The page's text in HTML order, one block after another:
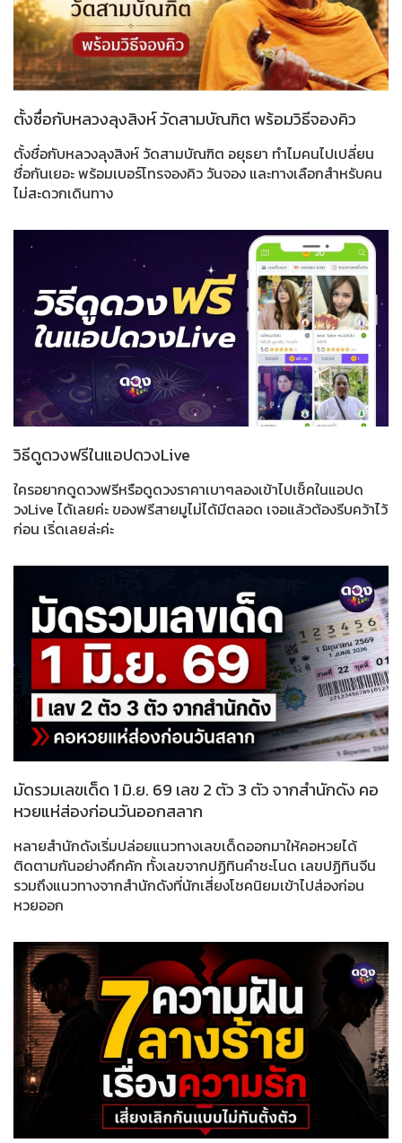
ตั้งชื่อกับหลวงลุงสิงห์ วัดสามบัณฑิต พร้อมวิธีจองคิว
ตั้งชื่อกับหลวงลุงสิงห์ วัดสามบัณฑิต อยุธยา ทำไมคนไปเปลี่ยน
ชื่อกันเยอะ พร้อมเบอร์โทรจองคิว วันจอง และทางเลือกสำหรับคน
ไม่สะดวกเดินทาง
วิธีดูดวงฟรีในแอปดวงLive
ใครอยากดูดวงฟรีหรือดูดวงราคาเบาๆลองเข้าไปเช็คในแอปด
วงLive ได้เลยค่ะ ของฟรีสายมูไม่ได้มีตลอด เจอแล้วต้องรีบคว้าไว้
ก่อน เริ่ดเลยล่ะค่ะ
มัดรวมเลขเด็ด 1 มิ.ย. 69 เลข 2 ตัว 3 ตัว จากสำนักดัง คอ
หวยแห่ส่องก่อนวันออกสลาก
หลายสำนักดังเริ่มปล่อยแนวทางเลขเด็ดออกมาให้คอหวยได้
ติดตามกันอย่างคึกคัก ทั้งเลขจากปฏิทินคำชะโนด เลขปฏิทินจีน
รวมถึงแนวทางจากสำนักดังที่นักเสี่ยงโชคนิยมเข้าไปส่องก่อน
หวยออก